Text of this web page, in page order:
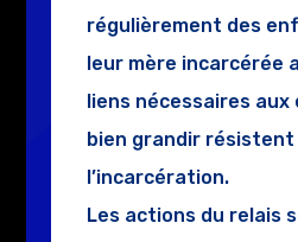
régulièrement des
leur mère incarcérée
liens nécessaires
bien grandir résistent
l’incarcération.​
Les actions du relais